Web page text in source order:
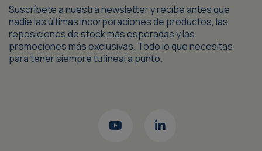
Suscríbete a nuestra newsletter y recibe antes que
nadie las últimas incorporaciones de productos, las
reposiciones de stock más esperadas y las
promociones más exclusivas. Todo lo que necesitas
para tener siempre tu lineal a punto.